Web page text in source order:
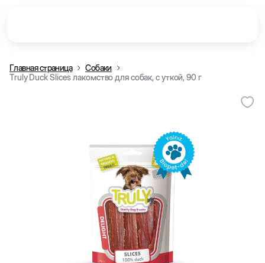
Главная страница
Собаки
Truly Duck Slices лакомство для собак, с уткой, 90 г